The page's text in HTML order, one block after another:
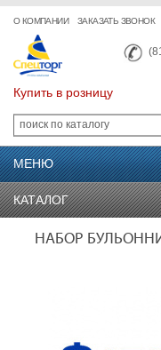
О КОМПАНИИ ЗАКАЗАТЬ ЗВОНОК
Купить в розницу
МЕНЮ
КАТАЛОГ
НАБОР